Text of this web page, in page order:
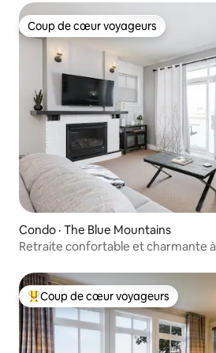
Coup de cœur voyageurs
Coup de cœur voyageurs
Condo · The Blue Mountains
Retraite confortable et charmante
Coup de cœur voyageurs parmi les
Coup de cœur voyageurs